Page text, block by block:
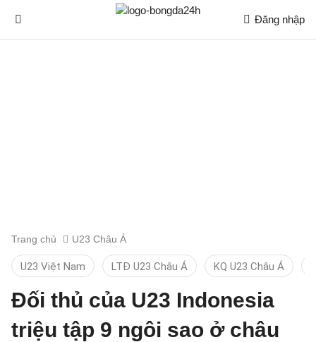
Đăng nhập
Trang chủ U23 Châu Á
U23 Việt Nam LTĐ U23 Châu Á KQ U23 Châu Á
Đối thủ của U23 Indonesia
triệu tập 9 ngôi sao ở châu